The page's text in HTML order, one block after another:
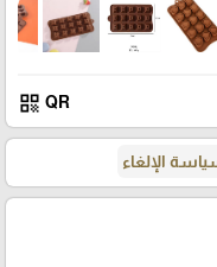
QR
qr_code
الإلغاء